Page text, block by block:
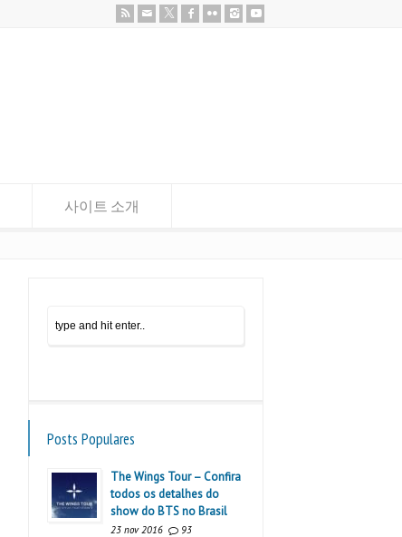
사이트 소개
Posts Populares
The Wings Tour – Confira
todos os detalhes do
show do BTS no Brasil
23 nov 2016 93